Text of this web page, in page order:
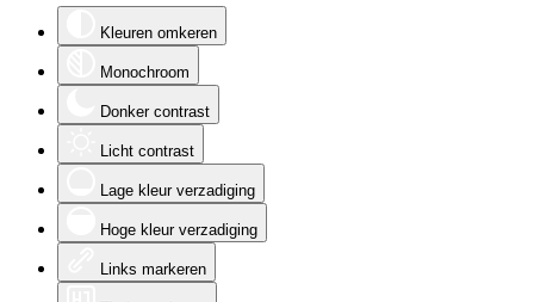
Kleuren omkeren
Monochroom
Donker contrast
Licht contrast
Lage kleur verzadiging
Hoge kleur verzadiging
Links markeren